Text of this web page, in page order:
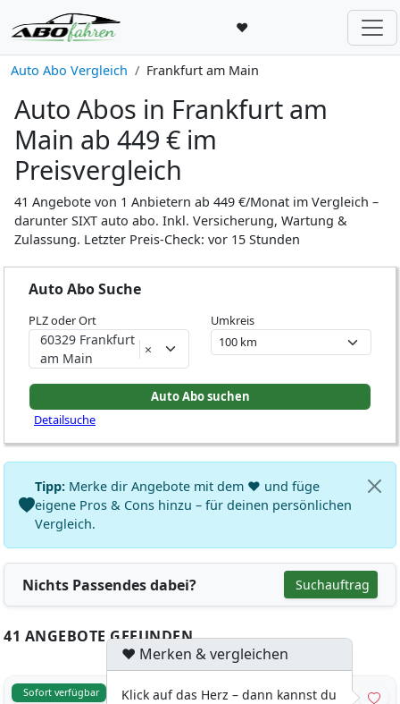
♥
Auto Abo Vergleich Frankfurt am Main
Auto Abos in Frankfurt am
Main ab 449 € im
Preisvergleich
41 Angebote von 1 Anbietern ab 449 €/Monat im Vergleich –
darunter SIXT auto abo. Inkl. Versicherung, Wartung &
Zulassung. Letzter Preis-Check: vor 15 Stunden
Auto Abo Suche
PLZ oder Ort
60329 Frankfurt
am Main
×
Umkreis
Detailsuche
Tipp: Merke dir Angebote mit dem ♥ und füge
eigene Pros & Cons hinzu – für deinen persönlichen
Vergleich.
Nichts Passendes dabei? Suchauftrag
41 ANGEBOTE GEFUNDEN
Sofort verfügbar
♥ Merken & vergleichen
Klick auf das Herz – dann kannst du